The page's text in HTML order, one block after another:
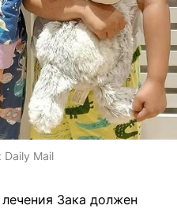
Daily Mail
Зака должен